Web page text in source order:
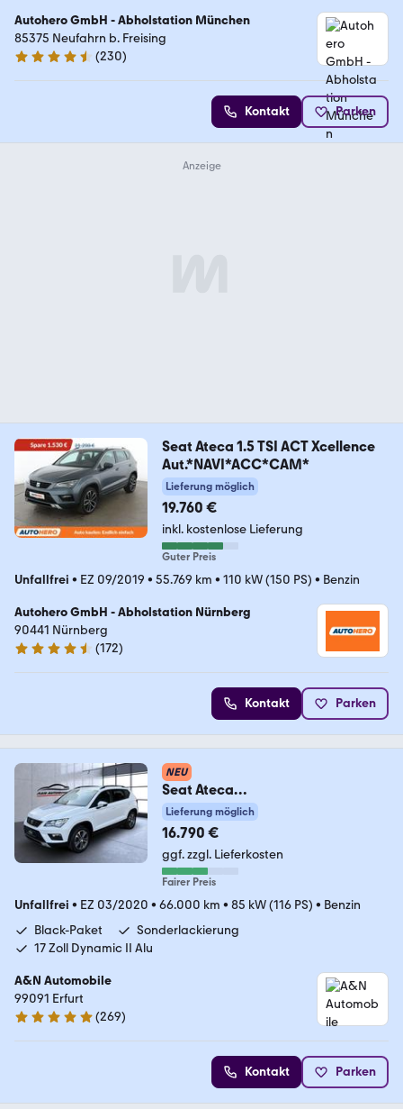
Autohero GmbH - Abholstation München
85375 Neufahrn b. Freising
4.4 Sterne
(230)
Kontakt Parken
Seat Ateca 1.5 TSI ACT Xcellence
Aut.*NAVI*ACC*CAM*
Lieferung möglich
19.760 €
inkl. kostenlose Lieferung
Guter Preis
Unfallfrei • EZ 09/2019 • 55.769 km • 110 kW (150 PS) • Benzin
Autohero GmbH - Abholstation Nürnberg
90441 Nürnberg
4.5 Sterne
(172)
Kontakt Parken
NEU
Seat Ateca
Style+Klimaut.+CarPlay+ALU+Tem
pomat
Lieferung möglich
16.790 €
ggf. zzgl. Lieferkosten
Fairer Preis
Unfallfrei • EZ 03/2020 • 66.000 km • 85 kW (116 PS) • Benzin
Black-Paket
Sonderlackierung
17 Zoll Dynamic II Alu
A&N Automobile
99091 Erfurt
4.9 Sterne
(269)
Kontakt Parken